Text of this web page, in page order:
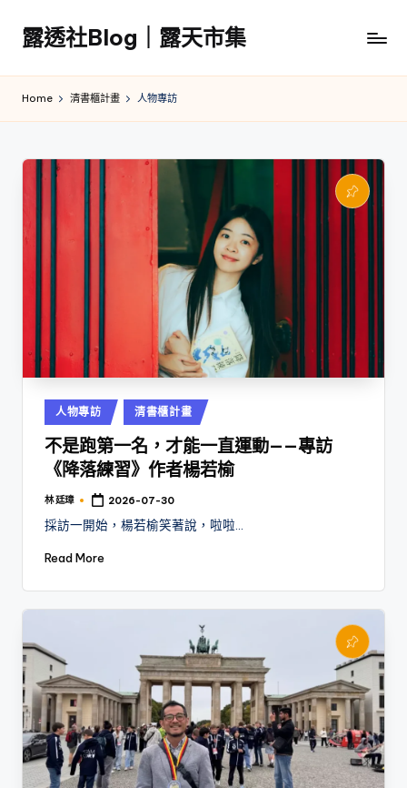
Skip
content
露透社Blog｜露天市集
社
Home 清書櫃計畫 人物專訪
Posted
in
人物專訪 清書櫃計畫
不是跑第一名，才能一直運動——專訪
《降落練習》作者楊若榆
Posted
林 廷璋 2026-07-30
採訪一開始，楊若榆笑著說，啦啦…
Read More